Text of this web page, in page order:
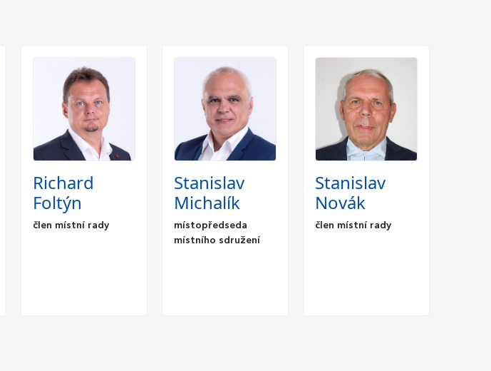
Richard
Foltýn
člen místní rady
Stanislav
Michalík
místopředseda
místního sdružení
Stanislav
Novák
člen místní rady